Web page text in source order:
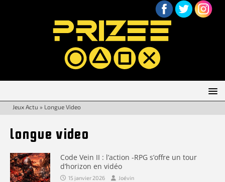
Jeux Actu » Longue Video
longue video
Code Vein II : l’action -RPG s’offre un tour
d’horizon en vidéo
15 janvier 2026 Joévin